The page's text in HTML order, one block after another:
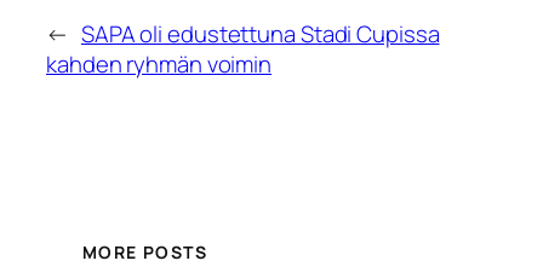
← SAPA oli edustettuna Stadi Cupissa
kahden ryhmän voimin
MORE POSTS